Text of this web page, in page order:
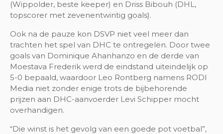
(Wippolder, beste keeper) en Driss Bibouh (DHL,
topscorer met zevenentwintig goals).
Ook na de pauze kon DSVP niet veel meer dan
trachten het spel van DHC te ontregelen. Door twee
goals van Dominique Ahanhanzo en de derde van
Moestava Frederik werd de eindstand uiteindelijk op
5-0 bepaald, waardoor Leo Rontberg namens RODI
Media niet zonder enige trots de bijbehorende
prijzen aan DHC-aanvoerder Levi Schipper mocht
overhandigen.
“Die winst is het gevolg van een goede pot voetbal”,